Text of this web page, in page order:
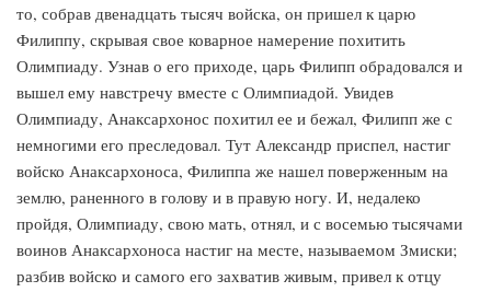
то, собрав двенадцать тысяч войска, он пришел к царю
Филиппу, скрывая свое коварное намерение похитить
Олимпиаду. Узнав о его приходе, царь Филипп обрадовался и
вышел ему навстречу вместе с Олимпиадой. Увидев
Олимпиаду, Анаксархонос похитил ее и бежал, Филипп же с
немногими его преследовал. Тут Александр приспел, настиг
войско Анаксархоноса, Филиппа же нашел поверженным на
землю, раненного в голову и в правую ногу. И, недалеко
пройдя, Олимпиаду, свою мать, отнял, и с восемью тысячами
воинов Анаксархоноса настиг на месте, называемом Змиски;
разбив войско и самого его захватив живым, привел к отцу